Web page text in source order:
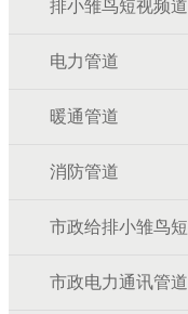
排小雏鸟短视频道
电力管道
暖通管道
消防管道
市政电力通讯管道